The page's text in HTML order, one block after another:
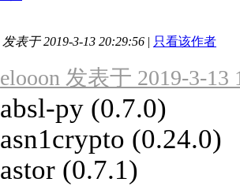
发表于 2019-3-13 20:29:56 | 只看该作者
elooon 发表于 2019-3-13
absl-py (0.7.0)
asn1crypto (0.24.0)
astor (0.7.1)